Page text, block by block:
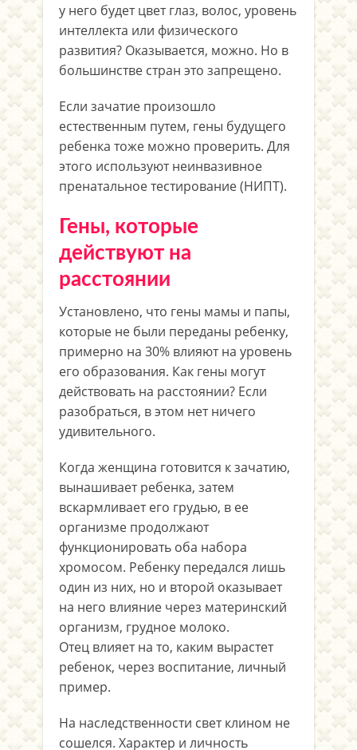
у него будет цвет глаз, волос, уровень
интеллекта или физического
развития? Оказывается, можно. Но в
большинстве стран это запрещено.
Если зачатие произошло
естественным путем, гены будущего
ребенка тоже можно проверить. Для
этого используют неинвазивное
пренатальное тестирование (НИПТ).
Гены, которые
действуют на
расстоянии
Установлено, что гены мамы и папы,
которые не были переданы ребенку,
примерно на 30% влияют на уровень
его образования. Как гены могут
действовать на расстоянии? Если
разобраться, в этом нет ничего
удивительного.
Когда женщина готовится к зачатию,
вынашивает ребенка, затем
вскармливает его грудью, в ее
организме продолжают
функционировать оба набора
хромосом. Ребенку передался лишь
один из них, но и второй оказывает
на него влияние через материнский
организм, грудное молоко.
Отец влияет на то, каким вырастет
ребенок, через воспитание, личный
пример.
На наследственности свет клином не
сошелся. Характер и личность